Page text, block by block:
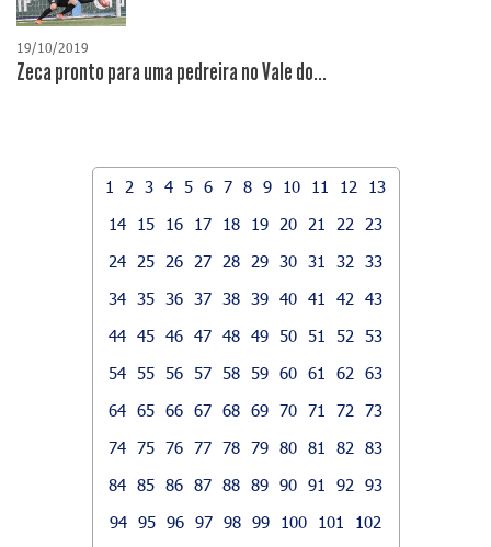
19/10/2019
Zeca pronto para uma pedreira no Vale do...
1 2 3 4 5 6 7 8 9 10 11 12
13
14
15 16 17 18 19 20 21 22
23
24
25 26 27 28 29 30 31 32
33
34 35 36 37 38 39 40 41 42
43
44 45 46 47 48 49 50 51 52
53
54 55 56 57 58 59 60 61 62
63
64 65 66 67 68 69 70 71 72
73
74 75 76 77 78 79 80 81 82
83
84 85 86 87 88 89 90 91 92
93
94 95 96 97 98 99 100 101
102